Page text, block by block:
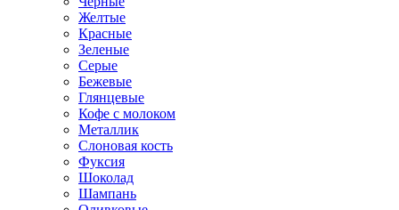
Желтые
Красные
Зеленые
Серые
Бежевые
Глянцевые
Кофе с молоком
Металлик
Слоновая кость
Фуксия
Шоколад
Шампань